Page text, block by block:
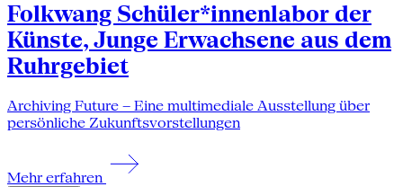
Folkwang Schüler*innenlabor der
Künste, Junge Erwachsene aus dem
Ruhrgebiet
Archiving Future – Eine multimediale Ausstellung über
persönliche Zukunftsvorstellungen
Mehr erfahren